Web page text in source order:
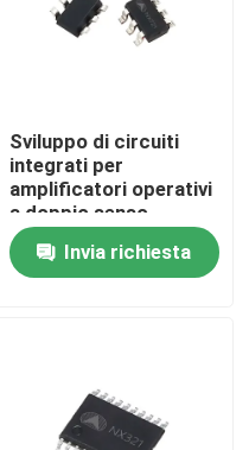
Sviluppo di circuiti
integrati per
amplificatori operativi
a doppio senso
personalizzati
Invia richiesta